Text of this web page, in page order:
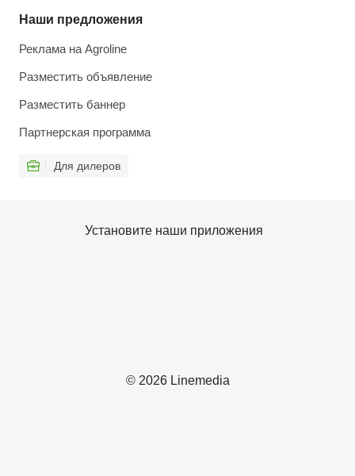
Наши предложения
Реклама на Agroline
Разместить объявление
Разместить баннер
Партнерская программа
Для дилеров
© 2026 Linemedia
Установите наши приложения